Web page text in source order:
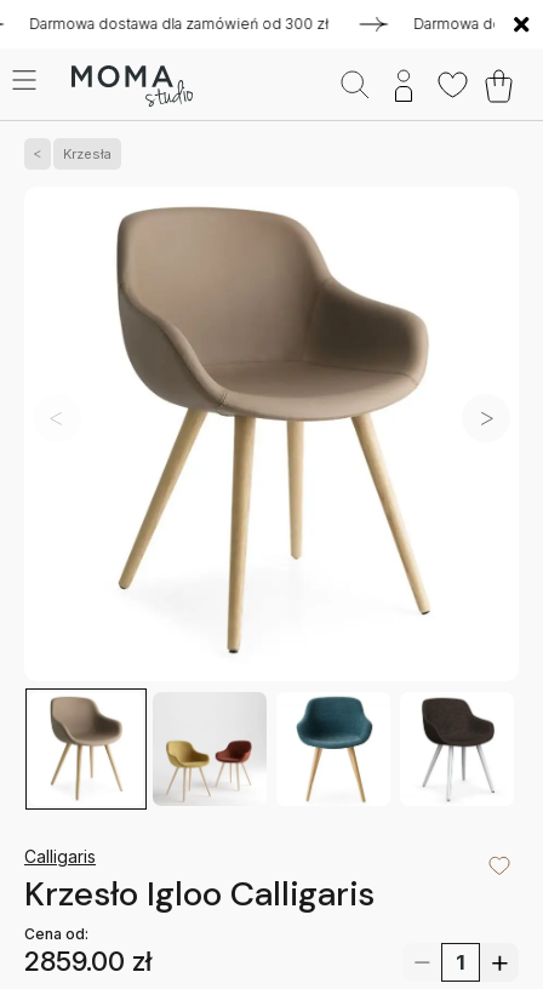
dostawa dla zamówień od 300 zł Darmowa dostawa dla
Krzesła
Calligaris
Krzesło Igloo Calligaris
Cena od:
2859.00 zł